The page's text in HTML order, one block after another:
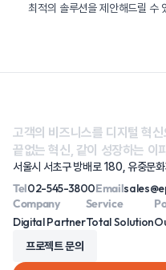
최적의 솔루션을 제안해드릴 수
고객의 비즈니스를 디지털 혁
끝없는 혁신, 같이 성장하는 이
서울시 서초구 방배로 180, 유중문
Tel02-545-3800Email
Company
Digital Partner
Service
Total Solution
프로젝트 문의